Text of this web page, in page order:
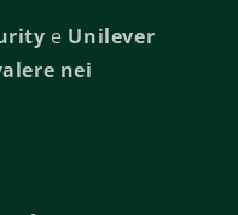
e Unilever
nei